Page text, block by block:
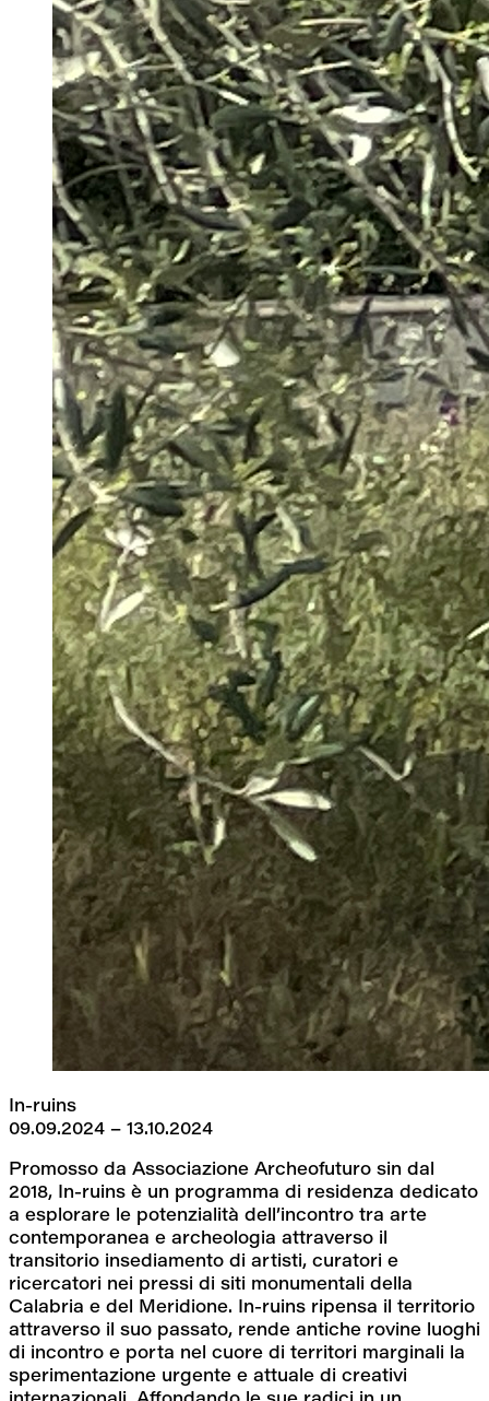
In-ruins
09.09.2024 – 13.10.2024
Promosso da Associazione Archeofuturo sin dal
2018, In-ruins è un programma di residenza dedicato
a esplorare le potenzialità dell’incontro tra arte
contemporanea e archeologia attraverso il
transitorio insediamento di artisti, curatori e
ricercatori nei pressi di siti monumentali della
Calabria e del Meridione. In-ruins ripensa il territorio
attraverso il suo passato, rende antiche rovine luoghi
di incontro e porta nel cuore di territori marginali la
sperimentazione urgente e attuale di creativi